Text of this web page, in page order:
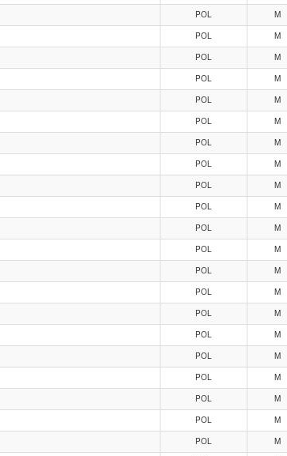
POL M
POL M
POL M
POL M
POL M
POL M
POL M
POL M
POL M
POL M
POL M
POL M
POL M
POL M
POL M
POL M
POL M
POL M
POL M
POL M
POL M